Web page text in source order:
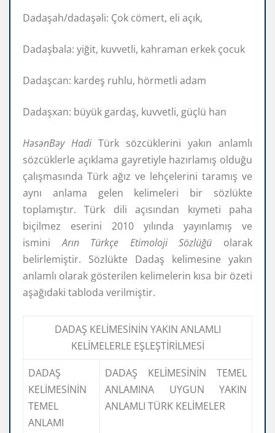
Dadaşah/dadaşəli: Çok cömert, eli açık,
Dadaşbala: yiğit, kuvvetli, kahraman erkek çocuk
Dadaşcan: kardeş ruhlu, hörmetli adam
Dadaşxan: büyük gardaş, kuvvetli, güçlü han
HəsənBəy Hadi Türk sözcüklerini yakın anlamlı
sözcüklerle açıklama gayretiyle hazırlamış olduğu
çalışmasında Türk ağız ve lehçelerini taramış ve
aynı anlama gelen kelimeleri bir sözlükte
toplamıştır. Türk dili açısından kıymeti paha
biçilmez eserini 2010 yılında yayınlamış ve
isminiArın Türkçe Etimoloji Sözlüğü olarak
belirlemiştir. Sözlükte Dadaş kelimesine yakın
anlamlı olarak gösterilen kelimelerin kısa bir özeti
aşağıdaki tabloda verilmiştir.
DADAŞ KELİMESİNİN YAKIN ANLAMLI
KELİMELERLE EŞLEŞTİRİLMESİ
DADAŞ
KELİMESİNİN
TEMEL
ANLAMI
DADAŞ KELİMESİNİN TEMEL
ANLAMINA UYGUN YAKIN
ANLAMLI TÜRK KELİMELER